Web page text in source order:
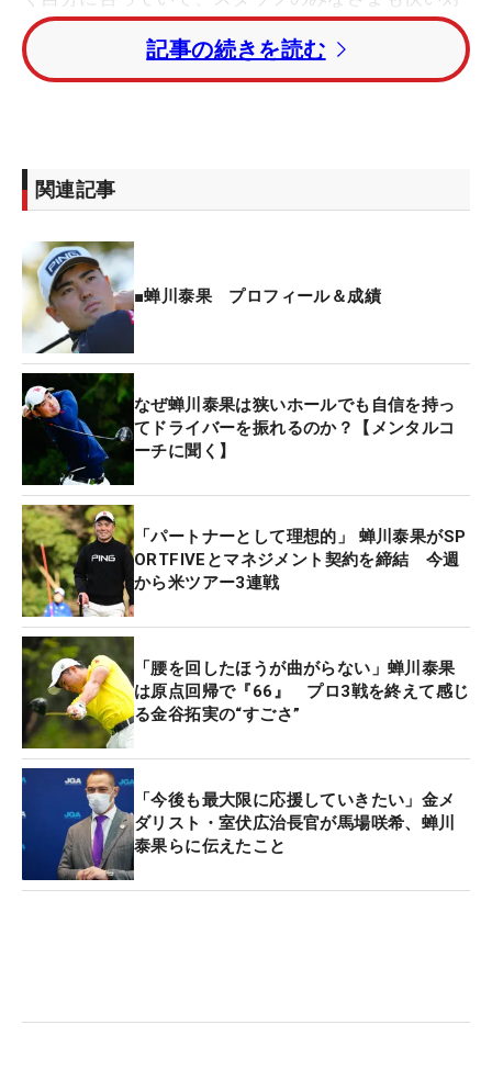
応をいただけており契約することを決めさせていた
だきました」と理由を説明した。
ンド使用でのフェアウェイキープ率も上がっていま
す。アイアンショットではスピンの影響で今までよ
バーではスピンが減り、ウエッジではかかるのは魔
法のようです。パターは距離感がつかみやすくフィ
ーリングも良く直進性に優れています。ドライバー
からパターまで、ショット、パットともにイメージ
以上の
スリクソン
ました」とコメントしている。
蝉川は今週の「
から3週連続で米国男子ツアーに出場予定。新しい
相棒とともにどんなプレーを見せてくれるのか。
記事の続きを読む
関連記事
■蝉川泰果 プロフィール＆成績
なぜ蝉川泰果は狭いホールでも自信を持っ
てドライバーを振れるのか？【メンタルコ
ーチに聞く】
「パートナーとして理想的」 蝉川泰果がSP
ORTFIVEとマネジメント契約を締結 今週
から米ツアー3連戦
「腰を回したほうが曲がらない」蝉川泰果
は原点回帰で『66』 プロ3戦を終えて感じ
る金谷拓実の“すごさ”
「今後も最大限に応援していきたい」金メ
ダリスト・室伏広治長官が馬場咲希、蝉川
泰果らに伝えたこと